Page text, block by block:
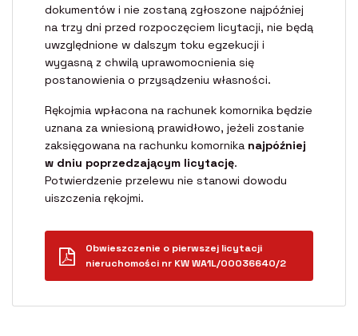
dokumentów i nie zostaną zgłoszone najpóźniej
na trzy dni przed rozpoczęciem licytacji, nie będą
uwzględnione w dalszym toku egzekucji i
wygasną z chwilą uprawomocnienia się
postanowienia o przysądzeniu własności.
Rękojmia wpłacona na rachunek komornika będzie
uznana za wniesioną prawidłowo, jeżeli zostanie
zaksięgowana na rachunku komornika najpóźniej
w dniu poprzedzającym licytację.
Potwierdzenie przelewu nie stanowi dowodu
uiszczenia rękojmi.
Obwieszczenie o pierwszej licytacji
nieruchomości nr KW WA1L/00036640/2